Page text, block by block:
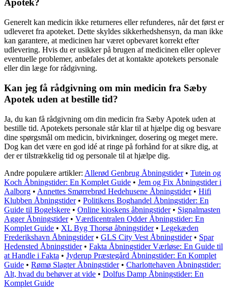
Apotek?
Generelt kan medicin ikke returneres eller refunderes, når det først er
udleveret fra apoteket. Dette skyldes sikkerhedshensyn, da man ikke
kan garantere, at medicinen har været opbevaret korrekt efter
udlevering. Hvis du er usikker på brugen af medicinen eller oplever
eventuelle problemer, anbefales det at kontakte apotekets personale
eller din læge for rådgivning.
Kan jeg få rådgivning om min medicin fra Sæby
Apotek uden at bestille tid?
Ja, du kan få rådgivning om din medicin fra Sæby Apotek uden at
bestille tid. Apotekets personale står klar til at hjælpe dig og besvare
dine spørgsmål om medicin, bivirkninger, dosering og meget mere.
Dog kan det være en god idé at ringe på forhånd for at sikre dig, at
der er tilstrækkelig tid og personale til at hjælpe dig.
Andre populære artikler: Allerød Genbrug Åbningstider• Tutein og
Koch Åbningstider: En Komplet Guide • Jem og Fix Åbningstider i
Aalborg • Annettes Smørrebrød Hedehusene Åbningstider• Hifi
Klubben Åbningstider• Politikens Boghandel Åbningstider: En
Guide til Bogelskere • Online kioskens åbningstider• Signalmasten
Agger Åbningstider• Værdicentralen Odder Åbningstider: En
Komplet Guide • XL Byg Thorsø åbningstider• Legekæden
Frederikshavn Åbningstider• GLS City Vest Åbningstider• Spar
Hedensted Åbningstider• Fakta Åbningstider Værløse: En Guide til
at Handle i Fakta • Jyderup Præstegård Åbningstider: En Komplet
Guide • Rømø Slagter Åbningstider• Charlottehaven Åbningstider:
Alt, hvad du behøver at vide • Dolfus Damp Åbningstider: En
Komplet Guide